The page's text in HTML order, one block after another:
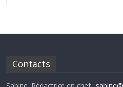
Contacts